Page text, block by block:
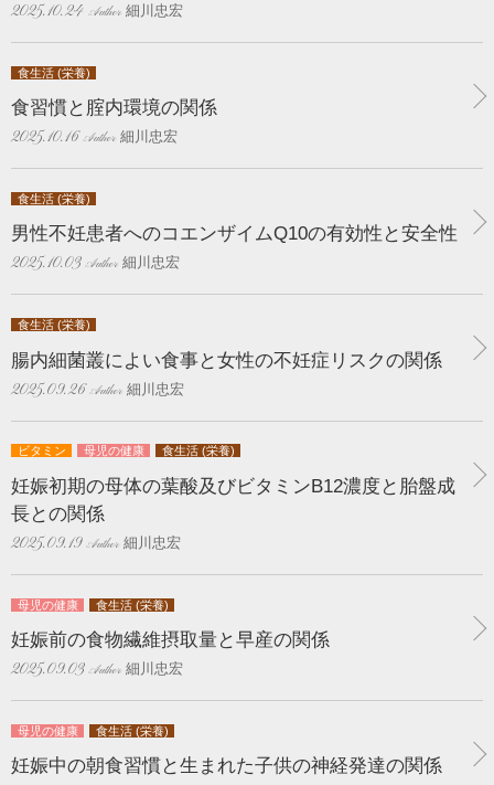
2025.10.24 細川忠宏
食生活 (栄養)
食習慣と腟内環境の関係
2025.10.16 細川忠宏
食生活 (栄養)
男性不妊患者へのコエンザイムQ10の有効性と安全性
2025.10.03 細川忠宏
食生活 (栄養)
腸内細菌叢によい食事と女性の不妊症リスクの関係
2025.09.26 細川忠宏
ビタミン 母児の健康 食生活 (栄養)
妊娠初期の母体の葉酸及びビタミンB12濃度と胎盤成
長との関係
2025.09.19 細川忠宏
母児の健康 食生活 (栄養)
妊娠前の食物繊維摂取量と早産の関係
2025.09.03 細川忠宏
母児の健康 食生活 (栄養)
妊娠中の朝食習慣と生まれた子供の神経発達の関係